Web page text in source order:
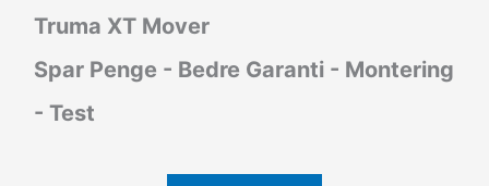
Truma XT Mover
Spar Penge - Bedre Garanti - Montering
- Test